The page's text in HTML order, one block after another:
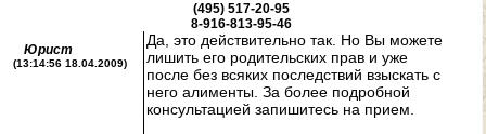
(495) 517-20-95
8-916-813-95-46
Юрист
(13:14:56 18.04.2009)
Да, это действительно так. Но Вы можете
лишить его родительских прав и уже
после без всяких последствий взыскать с
него алименты. За более подробной
консультацией запишитесь на прием.